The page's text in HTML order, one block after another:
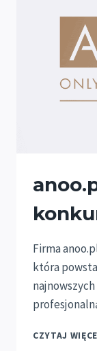
Firma
która
CZYTAJ